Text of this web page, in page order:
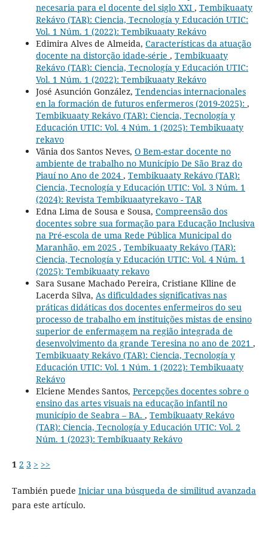
necesaria para el docente del siglo XXI , Tembikuaaty
Rekávo (TAR): Ciencia, Tecnología y Educación UTIC:
Vol. 1 Núm. 1 (2022): Tembikuaaty Rekávo
Edimira Alves de Almeida, Características da atuação
docente na distorção idade-série , Tembikuaaty
Rekávo (TAR): Ciencia, Tecnología y Educación UTIC:
Vol. 1 Núm. 1 (2022): Tembikuaaty Rekávo
José Asunción González, Tendencias internacionales
en la formación de futuros enfermeros (2019-2025): ,
Tembikuaaty Rekávo (TAR): Ciencia, Tecnología y
Educación UTIC: Vol. 4 Núm. 1 (2025): Tembikuaaty
rekavo
Vânia dos Santos Neves, O Bem-estar docente no
ambiente de trabalho no Município De São Braz do
Piauí no Ano de 2024 , Tembikuaaty Rekávo (TAR):
Ciencia, Tecnología y Educación UTIC: Vol. 3 Núm. 1
(2024): Revista Tembikuaatyrekavo - TAR
Edna Lima de Sousa e Sousa, Compreensão dos
docentes sobre sua formação para Educação Inclusiva
na Pré-escola de uma Rede Pública Municipal do
Maranhão, em 2025 , Tembikuaaty Rekávo (TAR):
Ciencia, Tecnología y Educación UTIC: Vol. 4 Núm. 1
(2025): Tembikuaaty rekavo
Sara Susane Machado Pereira, Cristiane Klline de
Lacerda Silva, As dificuldades significativas nas
práticas didáticas dos docentes enfermeiros do seu
processo de trabalho em instituições mistas de ensino
superior de enfermagem na região integrada de
desenvolvimento da grande Teresina no ano de 2021 ,
Tembikuaaty Rekávo (TAR): Ciencia, Tecnología y
Educación UTIC: Vol. 1 Núm. 1 (2022): Tembikuaaty
Rekávo
Elciene Mendes Santos, Percepções docentes sobre o
ensino das artes visuais na educação infantil no
município de Seabra – BA. , Tembikuaaty Rekávo
(TAR): Ciencia, Tecnología y Educación UTIC: Vol. 2
Núm. 1 (2023): Tembikuaaty Rekávo
1 2 3 > >>
También puede Iniciar una búsqueda de similitud avanzada
para este artículo.